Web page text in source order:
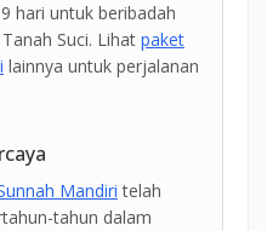
hari untuk beribadah
Suci. Lihat paket
lainnya untuk perjalanan
Mandiri telah
tahun dalam